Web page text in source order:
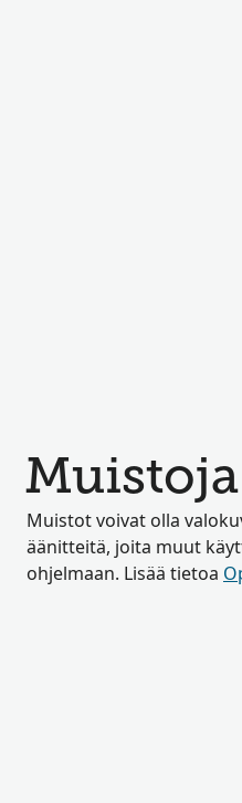
Muistot voivat olla
äänitteitä, joita muut
ohjelmaan. Lisää tietoa